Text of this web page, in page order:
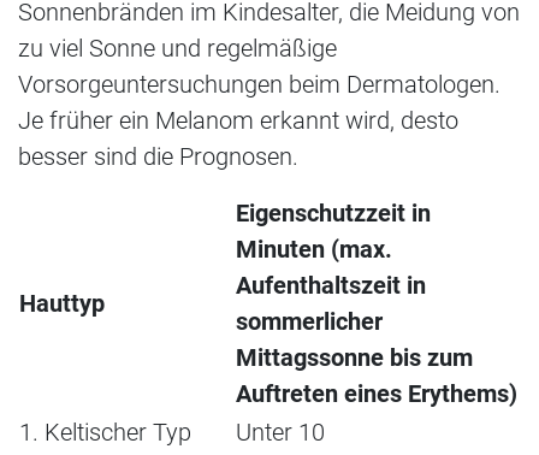
Sonnenbränden im Kindesalter, die Meidung von
zu viel Sonne und regelmäßige
Vorsorgeuntersuchungen beim Dermatologen.
Je früher ein Melanom erkannt wird, desto
besser sind die Prognosen.
Hauttyp
Eigenschutzzeit in
Minuten (max.
Aufenthaltszeit in
sommerlicher
Mittagssonne bis zum
Auftreten eines Erythems)
1. Keltischer Typ
Unter 10